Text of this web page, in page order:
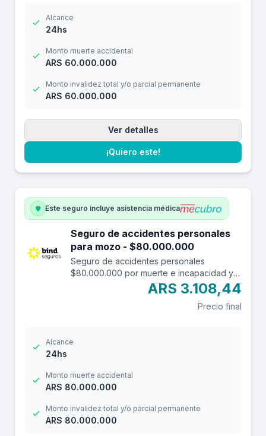
Alcance
24hs
Monto muerte accidental
ARS 60.000.000
Monto invalidez total y/o parcial permanente
ARS 60.000.000
Ver detalles
¡Quiero este!
Este seguro incluye asistencia médica
Seguro de accidentes personales
para mozo - $80.000.000
Seguro de accidentes personales
$80.000.000 por muerte e incapacidad y
$10.000.000 por reembolso de gastos
médicos con una franquicia de $3.000.-
ARS 3.108,44
Precio final
Alcance
24hs
Monto muerte accidental
ARS 80.000.000
Monto invalidez total y/o parcial permanente
ARS 80.000.000